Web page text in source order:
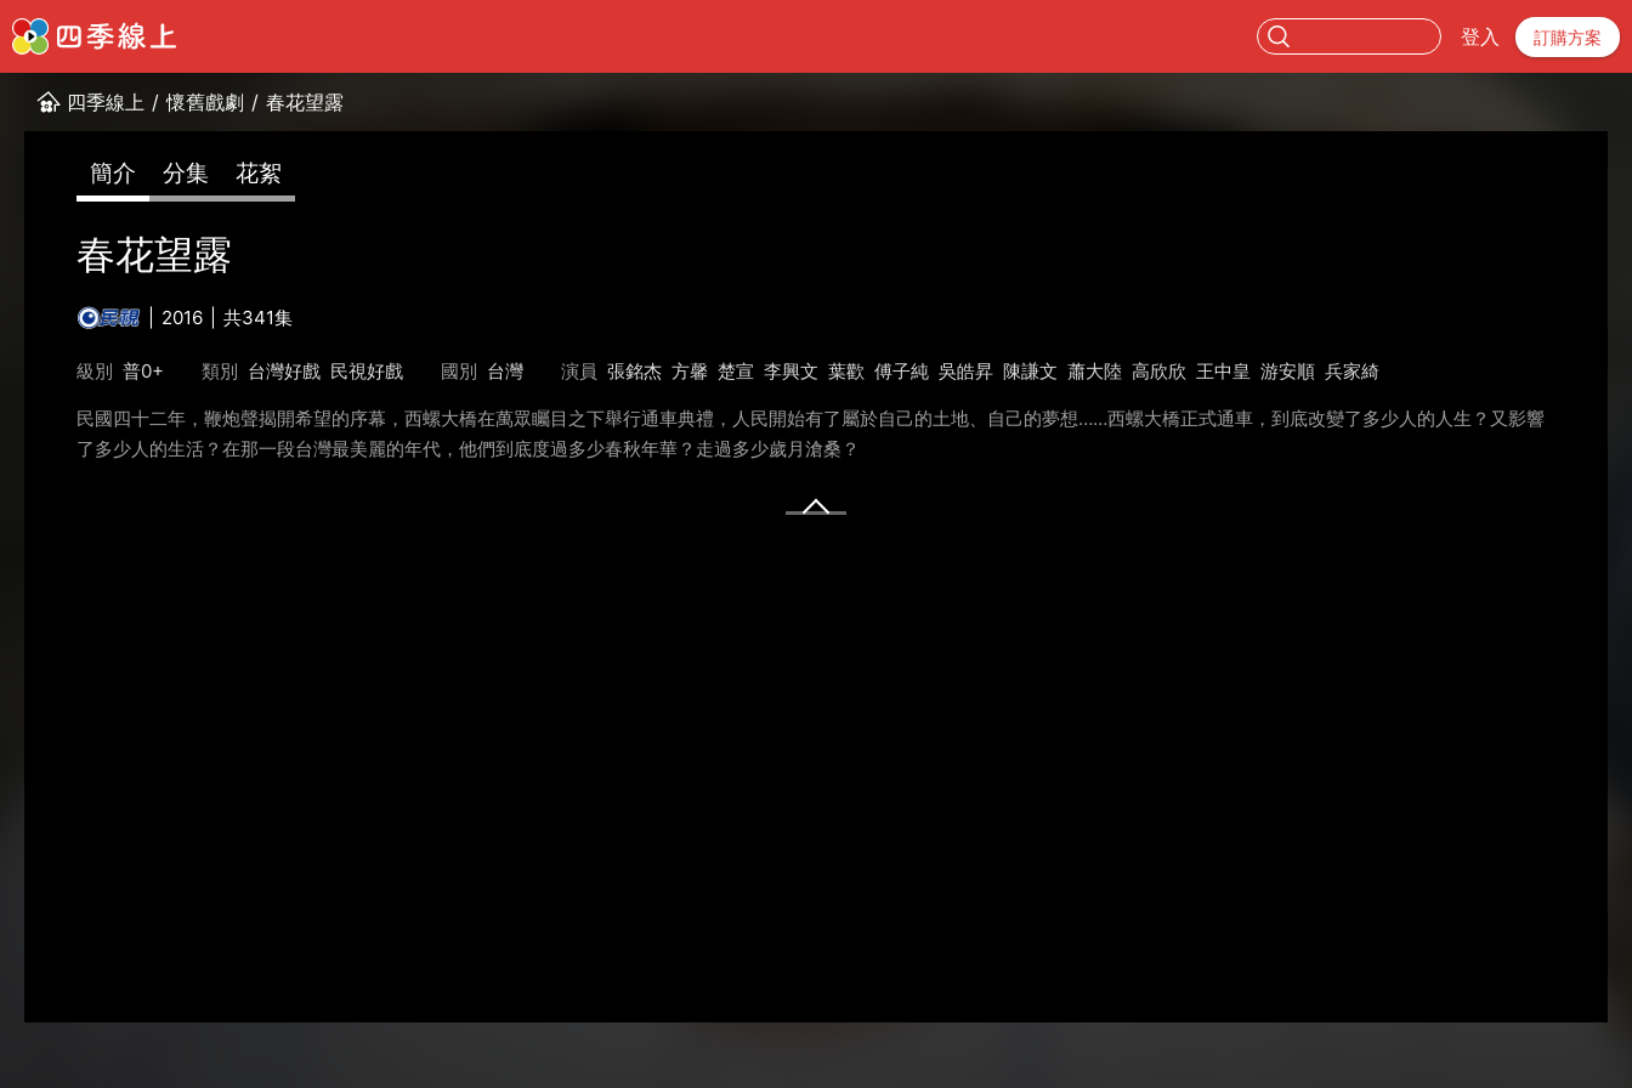
登入 訂購方案
四季線上 / 懷舊戲劇 / 春花望露
簡介 分集 花絮
春花望露
2016 共341集
級別 普0+ 類別 台灣好戲 民視好戲 國別 台灣 演員 張銘杰 方馨 楚宣 李興文 葉歡 傅子純 吳皓昇 陳謙文 蕭大陸 高欣欣 王中皇 游安順 兵家綺
民國四十二年，鞭炮聲揭開希望的序幕，西螺大橋在萬眾矚目之下舉行通車典禮，人民開始有了屬於自己的土地、自己的夢想……西螺大橋正式通車，到底改變了多少人的人生？又影響
了多少人的生活？在那一段台灣最美麗的年代，他們到底度過多少春秋年華？走過多少歲月滄桑？